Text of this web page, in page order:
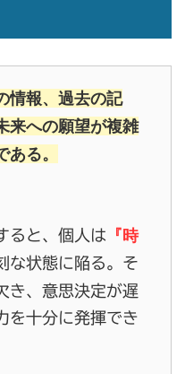
情報、過去の記
来への願望が複雑
る。
ると、個人は
『時
な状態に陥る。そ
き、意思決定が遅
を十分に発揮でき